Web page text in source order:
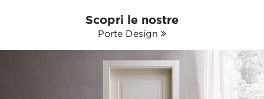
Scopri le nostre
Porte Design